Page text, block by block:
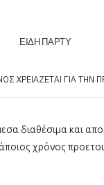
ΕΊΔΗ ΠΆΡΤΥ
ΧΡΕΙΆΖΕΤΑΙ ΓΙΑ ΤΗΝ
διαθέσιμα και
χρόνος